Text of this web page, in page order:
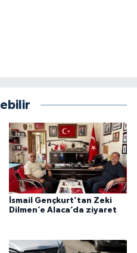
İsmail Gençkurt’tan Zeki
Dilmen’e Alaca’da ziyaret